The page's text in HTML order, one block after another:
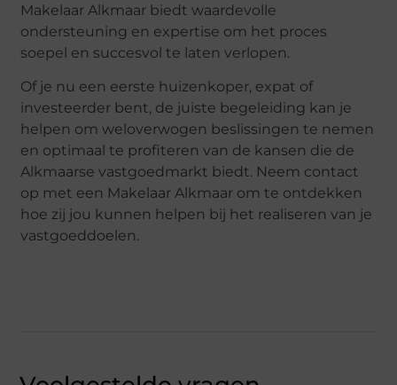
Makelaar Alkmaar biedt waardevolle
ondersteuning en expertise om het proces
soepel en succesvol te laten verlopen.
Of je nu een eerste huizenkoper, expat of
investeerder bent, de juiste begeleiding kan je
helpen om weloverwogen beslissingen te nemen
en optimaal te profiteren van de kansen die de
Alkmaarse vastgoedmarkt biedt. Neem contact
op met een Makelaar Alkmaar om te ontdekken
hoe zij jou kunnen helpen bij het realiseren van je
vastgoeddoelen.